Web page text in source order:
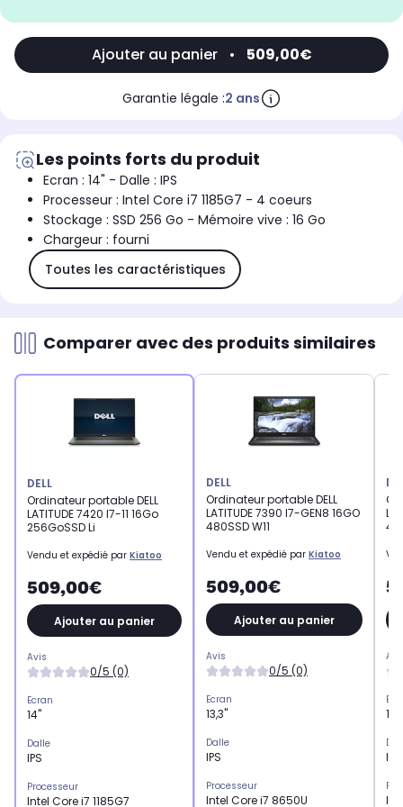
Ajouter au panier • 509,00€
Garantie légale :2 ans
Les points forts du produit
Ecran : 14" - Dalle : IPS
Processeur : Intel Core i7 1185G7 - 4 coeurs
Stockage : SSD 256 Go - Mémoire vive : 16 Go
Chargeur : fourni
Toutes les caractéristiques
Comparer avec des produits similaires
DELL
Ordinateur portable DELL
LATITUDE 7420 I7-11 16Go
256GoSSD Li
Vendu et expédié par Kiatoo
509,00€
Ajouter au panier
Avis
0/5 (0)
Ecran
14"
Dalle
IPS
Processeur
Intel Core i7 1185G7
DELL
Ordinateur portable DELL
LATITUDE 7390 I7-GEN8 16GO
480SSD W11
Vendu et expédié par Kiatoo
509,00€
Ajouter au panier
Avis
0/5 (0)
Ecran
13,3"
Dalle
IPS
Processeur
Intel Core i7 8650U
IPS